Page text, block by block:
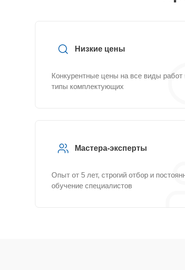
Низкие цены
Конкурентные цены на все виды работ
типы комплектующих
Мастера-эксперты
Опыт от 5 лет, строгий отбор и
обучение специалистов